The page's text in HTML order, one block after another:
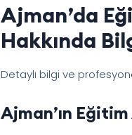
Ajman’da
Hakkında
Detaylı bilgi ve
Ajman’ın